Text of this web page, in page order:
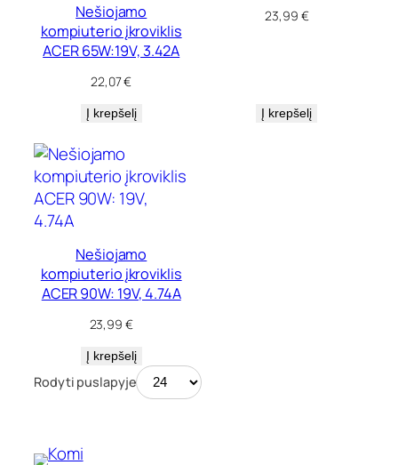
Nešiojamo
kompiuterio įkroviklis
ACER 65W:19V, 3.42A
22,07€
Į krepšelį
23,99 €
Į krepšelį
Nešiojamo
kompiuterio įkroviklis
ACER 90W: 19V, 4.74A
23,99 €
Į krepšelį
Rodyti puslapyje